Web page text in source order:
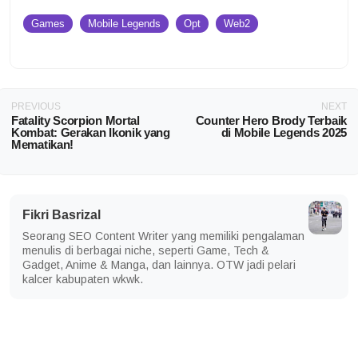
Games Mobile Legends Opt Web2
PREVIOUS
Fatality Scorpion Mortal
Kombat: Gerakan Ikonik yang
Mematikan!
NEXT
Counter Hero Brody Terbaik
di Mobile Legends 2025
Fikri Basrizal
Seorang SEO Content Writer yang memiliki pengalaman
menulis di berbagai niche, seperti Game, Tech &
Gadget, Anime & Manga, dan lainnya. OTW jadi pelari
kalcer kabupaten wkwk.